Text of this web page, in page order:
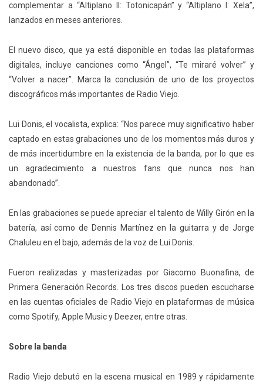
complementar a “Altiplano II: Totonicapán” y “Altiplano I: Xela”,
lanzados en meses anteriores.
El nuevo disco, que ya está disponible en todas las plataformas
digitales, incluye canciones como “Ángel”, “Te miraré volver” y
“Volver a nacer”. Marca la conclusión de uno de los proyectos
discográficos más importantes de Radio Viejo.
Lui Donis, el vocalista, explica: “Nos parece muy significativo haber
captado en estas grabaciones uno de los momentos más duros y
de más incertidumbre en la existencia de la banda, por lo que es
un agradecimiento a nuestros fans que nunca nos han
abandonado”.
En las grabaciones se puede apreciar el talento de Willy Girón en la
batería, así como de Dennis Martínez en la guitarra y de Jorge
Chaluleu en el bajo, además de la voz de Lui Donis.
Fueron realizadas y masterizadas por Giacomo Buonafina, de
Primera Generación Records. Los tres discos pueden escucharse
en las cuentas oficiales de Radio Viejo en plataformas de música
como Spotify, Apple Music y Deezer, entre otras.
Sobre la banda
Radio Viejo debutó en la escena musical en 1989 y rápidamente